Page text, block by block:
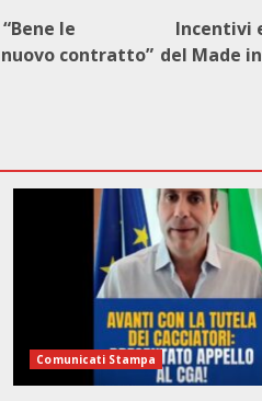
le
contratto”
Incentivi
del Made
Comunicati Stampa